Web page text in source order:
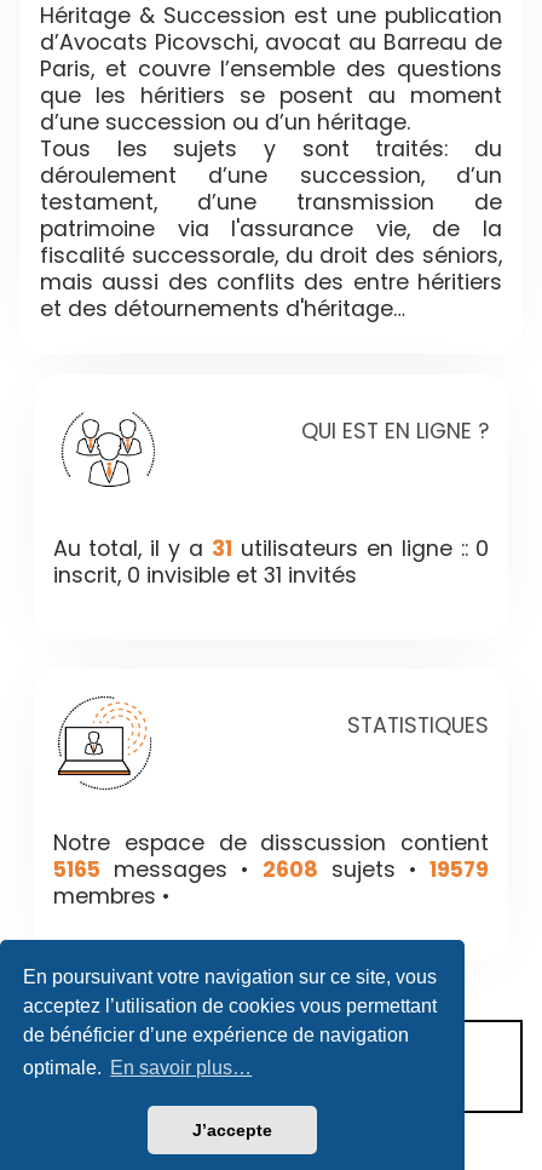
En poursuivant votre navigation sur ce site, vous
acceptez l’utilisation de cookies vous permettant
de bénéficier d’une expérience de navigation
optimale. En savoir plus…
J’accepte
Héritage & Succession est une publication
d’Avocats Picovschi, avocat au Barreau de
Paris, et couvre l’ensemble des questions
que les héritiers se posent au moment
d’une succession ou d’un héritage.
Tous les sujets y sont traités: du
déroulement d’une succession, d’un
testament, d’une transmission de
patrimoine via l'assurance vie, de la
fiscalité successorale, du droit des séniors,
mais aussi des conflits des entre héritiers
et des détournements d'héritage…
QUI EST EN LIGNE ?
Au total, il y a 31 utilisateurs en ligne :: 0
inscrit, 0 invisible et 31 invités
STATISTIQUES
Notre espace de disscussion contient
5165 messages • 2608 sujets •19579
membres •
CONDITIONS D’UTILISATION
POLITIQUE DE VIE PRIVÉE
Héritage & Succession